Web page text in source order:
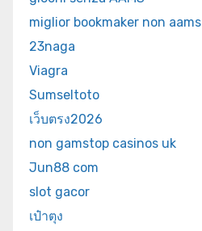
miglior bookmaker non aams
23naga
Viagra
Sumseltoto
เว็บตรง2026
non gamstop casinos uk
Jun88 com
slot gacor
เป๋าตุง